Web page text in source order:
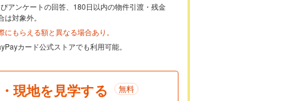
アンケートの回答、180日以内の物件引渡・残金
対象外。
もらえる額と異なる場合あり。
カード公式ストアでも利用可能。
現地を見学する 無料